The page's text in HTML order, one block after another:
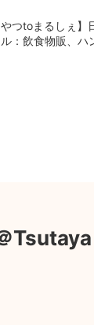
つtoまるしぇ】
：飲食物販、ハ
Tsutaya